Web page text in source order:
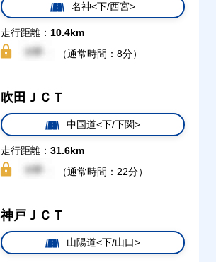
名神<下/西宮>
走行距離： 10.4km
（通常時間：8分）
吹田ＪＣＴ
中国道<下/下関>
走行距離： 31.6km
（通常時間：22分）
神戸ＪＣＴ
山陽道<下/山口>